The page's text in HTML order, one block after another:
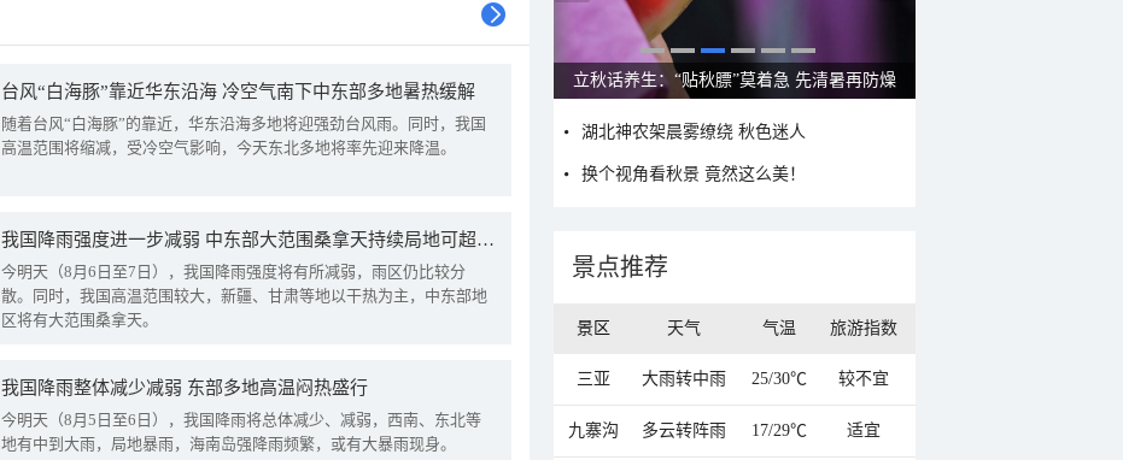
台风“白海豚”靠近华东沿海 冷空气南下中东部多地暑热缓解
随着台风“白海豚”的靠近，华东沿海多地将迎强劲台风雨。同时，我国
高温范围将缩减，受冷空气影响，今天东北多地将率先迎来降温。
我国降雨强度进一步减弱 中东部大范围桑拿天持续局地可超38℃
今明天（8月6日至7日），我国降雨强度将有所减弱，雨区仍比较分
散。同时，我国高温范围较大，新疆、甘肃等地以干热为主，中东部地
区将有大范围桑拿天。
我国降雨整体减少减弱 东部多地高温闷热盛行
今明天（8月5日至6日），我国降雨将总体减少、减弱，西南、东北等
地有中到大雨，局地暴雨，海南岛强降雨频繁，或有大暴雨现身。
立秋话养生：“贴秋膘”莫着急 先清暑再防燥
湖北神农架晨雾缭绕 秋色迷人
换个视角看秋景 竟然这么美！
景点推荐
景区 天气 气温 旅游指数
三亚 大雨转中雨 25/30℃ 较不宜
九寨沟 多云转阵雨 17/29℃ 适宜